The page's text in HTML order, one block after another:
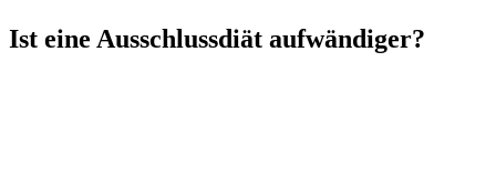
Ist eine Ausschlussdiät aufwändiger?